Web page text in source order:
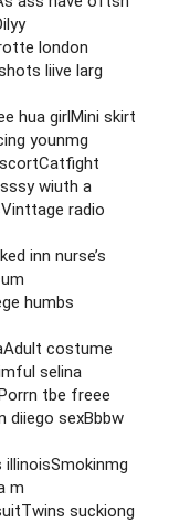
london
liive larg
hua girlMini skirt
younmg
wiuth a
radio
inn nurse’s
humbs
costume
selina
tbe freee
diiego sexBbbw
m
suckiong